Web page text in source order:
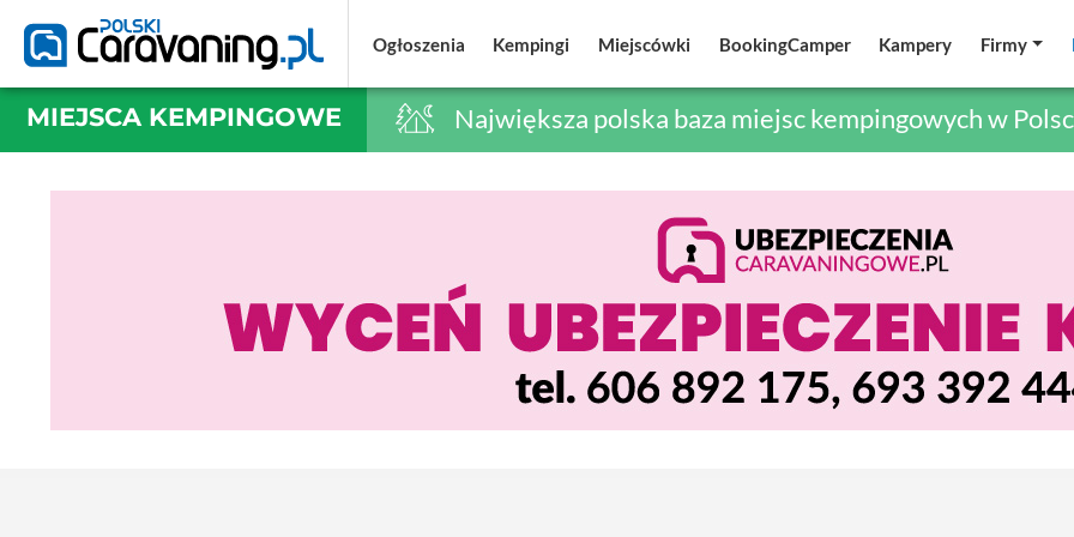
Ogłoszenia Kempingi Miejscówki BookingCamper Kampery Firmy
MIEJSCA KEMPINGOWE Największa polska baza miejsc kempingowych w
Ogłoszenia Kempingi Miejscówki BookingCamper Kampery Firmy